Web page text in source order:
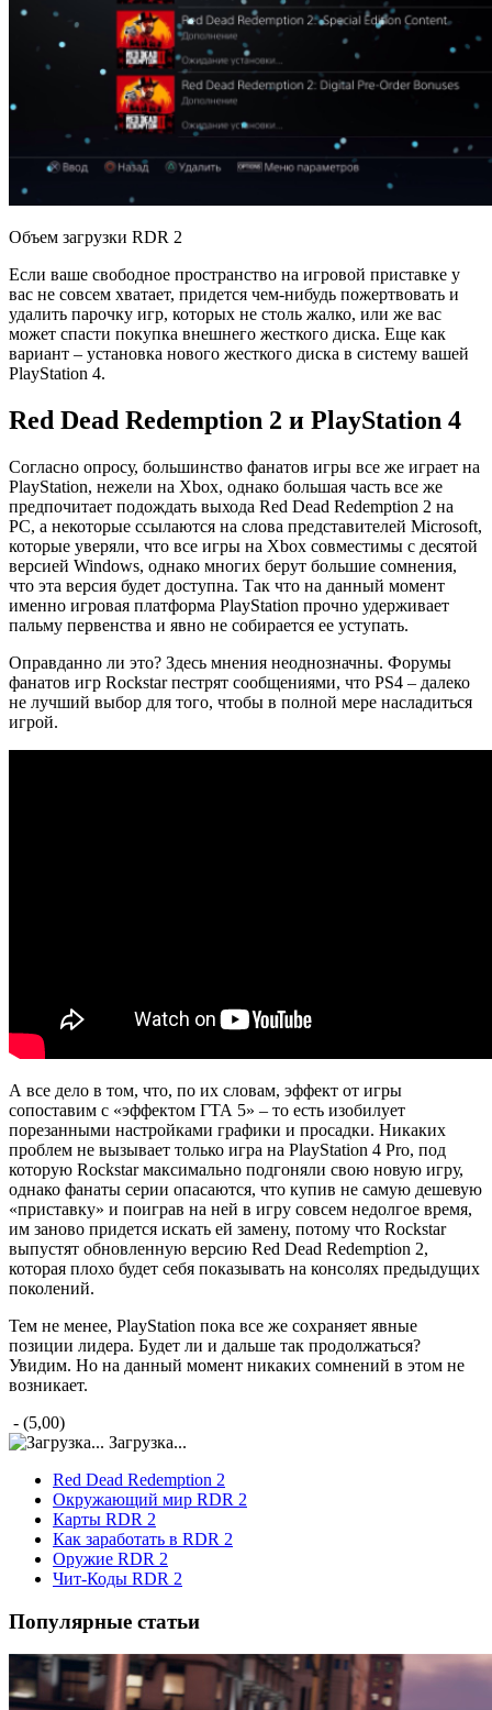
Объем загрузки RDR 2
Если ваше свободное пространство на игровой приставке у
вас не совсем хватает, придется чем-нибудь пожертвовать и
удалить парочку игр, которых не столь жалко, или же вас
может спасти покупка внешнего жесткого диска. Еще как
вариант – установка нового жесткого диска в систему вашей
PlayStation 4.
Red Dead Redemption 2 и PlayStation 4
Согласно опросу, большинство фанатов игры все же играет на
PlayStation, нежели на Xbox, однако большая часть все же
предпочитает подождать выхода Red Dead Redemption 2 на
PC, а некоторые ссылаются на слова представителей Microsoft,
которые уверяли, что все игры на Xbox совместимы с десятой
версией Windows, однако многих берут большие сомнения,
что эта версия будет доступна. Так что на данный момент
именно игровая платформа PlayStation прочно удерживает
пальму первенства и явно не собирается ее уступать.
Оправданно ли это? Здесь мнения неоднозначны. Форумы
фанатов игр Rockstar пестрят сообщениями, что PS4 – далеко
не лучший выбор для того, чтобы в полной мере насладиться
игрой.
А все дело в том, что, по их словам, эффект от игры
сопоставим с «эффектом ГТА 5» – то есть изобилует
порезанными настройками графики и просадки. Никаких
проблем не вызывает только игра на PlayStation 4 Pro, под
которую Rockstar максимально подгоняли свою новую игру,
однако фанаты серии опасаются, что купив не самую дешевую
«приставку» и поиграв на ней в игру совсем недолгое время,
им заново придется искать ей замену, потому что Rockstar
выпустят обновленную версию Red Dead Redemption 2,
которая плохо будет себя показывать на консолях предыдущих
поколений.
Тем не менее, PlayStation пока все же сохраняет явные
позиции лидера. Будет ли и дальше так продолжаться?
Увидим. Но на данный момент никаких сомнений в этом не
возникает.
- (5,00)
Загрузка...
Red Dead Redemption 2
Окружающий мир RDR 2
Карты RDR 2
Как заработать в RDR 2
Оружие RDR 2
Чит-Коды RDR 2
Популярные статьи